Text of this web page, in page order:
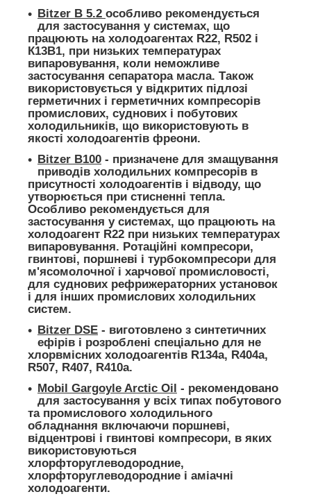
Bitzer B 5.2 особливо рекомендується
для застосування у системах, що
працюють на холодоагентах R22, R502 і
К13В1, при низьких температурах
випаровування, коли неможливе
застосування сепаратора масла. Також
використовується у відкритих підлозі
герметичних і герметичних компресорів
промислових, суднових і побутових
холодильників, що використовують в
якості холодоагентів фреони.
Bitzer B100 - призначене для змащування
приводів холодильних компресорів в
присутності холодоагентів і відводу, що
утворюється при стисненні тепла.
Особливо рекомендується для
застосування у системах, що працюють на
холодоагент R22 при низьких температурах
випаровування. Ротаційні компресори,
гвинтові, поршневі і турбокомпресори для
м'ясомолочної і харчової промисловості,
для суднових рефрижераторних установок
і для інших промислових холодильних
систем.
Bitzer DSE - виготовлено з синтетичних
ефірів і розроблені спеціально для не
хлорвмісних холодоагентів R134a, R404a,
R507, R407, R410a.
Mobil Gargoyle Arctic Oil - рекомендовано
для застосування у всіх типах побутового
та промислового холодильного
обладнання включаючи поршневі,
відцентрові і гвинтові компресори, в яких
використовуються
хлорфторуглеводородние,
хлорфторуглеводородние і аміачні
холодоагенти.